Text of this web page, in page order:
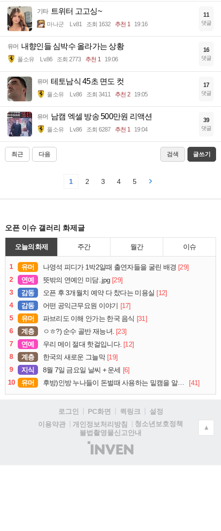
기타 트위터 고고싱~
마나군 Lv.81 조회 1632 추천 1 19:16
11
댓글
유머 내향인들 심박수 올라가는 상황
풀소유 Lv.86 조회 2773 추천 1 19:06
16
댓글
유머 테토남식 45초 면도 컷
풀소유 Lv.86 조회 3411 추천 2 19:05
17
댓글
유머 남캠 엑셀 방송 500만원 리액션
풀소유 Lv.86 조회 6287 추천 1 19:04
39
댓글
최근 다음 검색 글쓰기
1 2 3 4 5
오픈 이슈 갤러리 화제글
오늘의 화제 주간 월간 이슈
1 유머 나영석 피디가 1박2일때 출연자들을 굴린 배경 [29]
2
연예 뜻밖의 연예인 미담..jpg [29]
3
감동 오픈 후 3개월치 예약 다 찼다는 미용실 [12]
4
감동 어떤 공익근무요원 이야기 [17]
5
유머 파브리도 이해 안가는 한국 음식 [31]
6
계층 ㅇㅎ?) 순수 골반 재능녀. [23]
7
연예 우리 메이 절대 핫걸입니다. [12]
8
계층 한국의 새로운 그늘막 [19]
9
지식 8월 7일 금요일 날씨 + 운세 [6]
10
유머 후방)인방 누나들이 돈벌때 사용하는 밑캠을 알아보자 [41]
로그인 PC화면 퀵링크
설정
이용약관
개인정보처리방침
청소년보호정책
불법촬영물신고안내
(주)
인
▲